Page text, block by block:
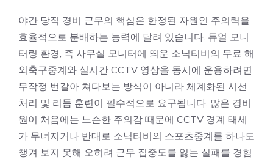
야간 당직 경비 근무의 핵심은 한정된 자원인 주의력을
효율적으로 분배하는 능력에 달려 있습니다. 듀얼 모니
터링 환경, 즉 사무실 모니터에 띄운 소닉티비의 무료 해
외축구중계와 실시간 CCTV 영상을 동시에 운용하려면
무작정 번갈아 쳐다보는 방식이 아니라 체계화된 시선
처리 및 리듬 훈련이 필수적으로 요구됩니다. 많은 경비
원이 처음에는 느슨한 주의감 때문에 CCTV 경계 태세
가 무너지거나 반대로 소닉티비의 스포츠중계를 하나도
챙겨 보지 못해 오히려 근무 집중도를 잃는 실패를 경험